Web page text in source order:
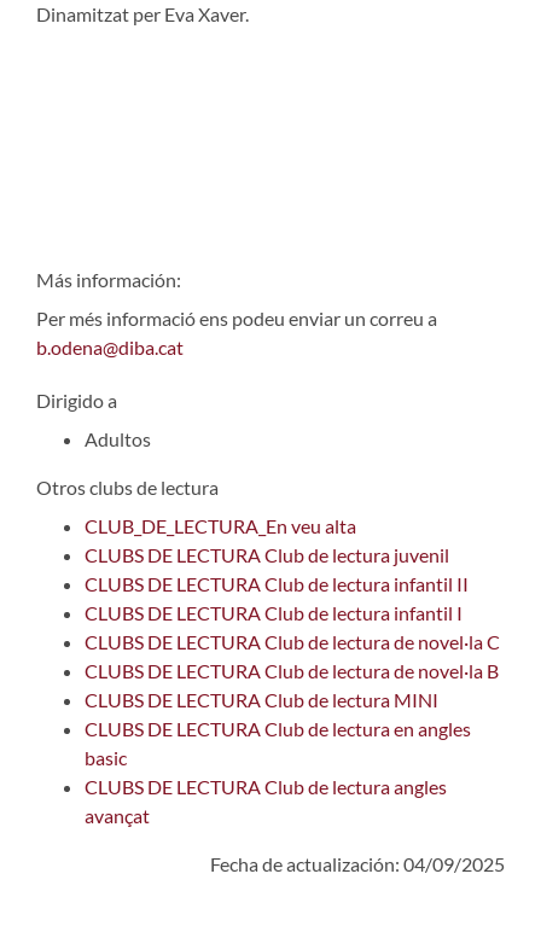
Dinamitzat per Eva Xaver.
Más información:
Per més informació ens podeu enviar un correu a
b.odena@diba.cat
Dirigido a
Adultos
Otros clubs de lectura
CLUB_DE_LECTURA_En veu alta
CLUBS DE LECTURA Club de lectura juvenil
CLUBS DE LECTURA Club de lectura infantil II
CLUBS DE LECTURA Club de lectura infantil I
CLUBS DE LECTURA Club de lectura de novel·la C
CLUBS DE LECTURA Club de lectura de novel·la B
CLUBS DE LECTURA Club de lectura MINI
CLUBS DE LECTURA Club de lectura en angles
basic
CLUBS DE LECTURA Club de lectura angles
avançat
Fecha de actualización: 04/09/2025